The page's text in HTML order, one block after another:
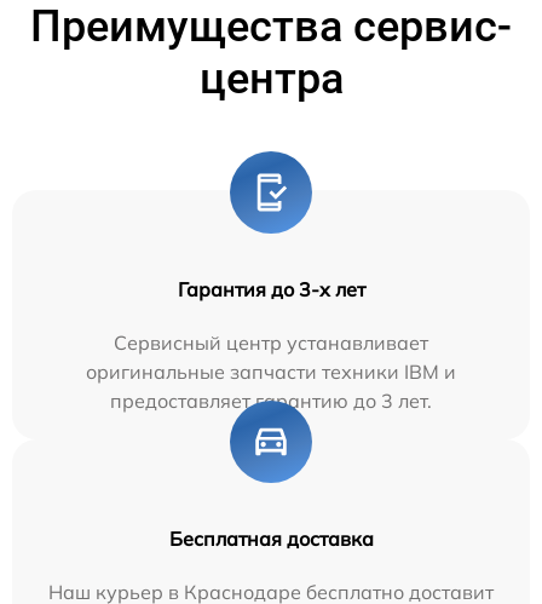
Преимущества сервис-
центра
Гарантия до 3-х лет
Сервисный центр устанавливает
оригинальные запчасти техники IBM и
предоставляет гарантию до 3 лет.
Бесплатная доставка
Наш курьер в Краснодаре бесплатно доставит